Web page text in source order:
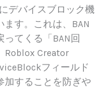
デバイスブロック機
す。これは、BAN
てくる「BAN回
Roblox Creator
フィールド
加することを防ぎや